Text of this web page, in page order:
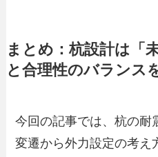
まとめ：杭設計は「
と合理性のバランス
今回の記事では、杭の耐
変遷から外力設定の考え